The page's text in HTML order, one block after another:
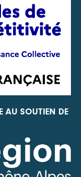
AU SOUTIEN DE